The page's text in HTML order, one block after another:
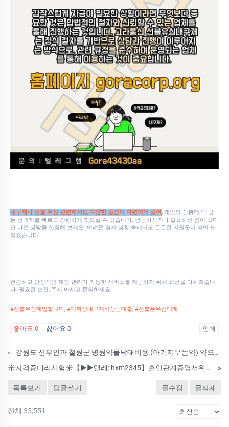
내구제나 선불 유심 관련해서도 다양한 옵션이 마련되어 있어, 개인의 상황에 딱 맞
는 선택지를 빠르고 간편하게 찾으실 수 있습니다. 궁금하시거나 필요하신 점이 있다
면 바로 상담을 신청해 보세요. 어려운 경제 상황 속에서도 든든한 지원군이 되어 드
리겠습니다.
건강하고 안정적인 재정 관리가 가능한 서비스를 제공하기 위해 최선을 다하겠습니
다. 필요한 순간, 주저 마시고 문의하세요.
#선불유심매입합니다 #대학생내구제비상금대출 #선불폰유심매매
좋아요 0 싫어요 0 인쇄
«
강원도 산부인과 철원군 병원약물낙태비용 (아기지우는약) 약으로임신중절수술 얼마인가요 인공임신중절약후유증
☀자격증대리시험☀【▶▶텔레: hxm2345】혼인관계증명서위조/졸업증명서위조/납세증명서위조☀ 【▶▶텔레: hxm2345】 #졸업증명서위조 #대학교졸업증명서위조 #졸업증명서제작 #해외졸업증명서위조 #성적증명서위조 #재학증명서위조
»
목록보기 답글쓰기 글수정 글삭제
전체 35,551